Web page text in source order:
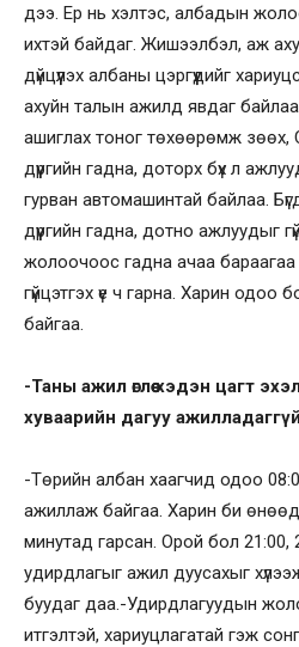
дээ. Ер нь хэлтэс, албадын
ихтэй байдаг. Жишээлбэл, аж
дүйцүүлэх албаны цэргүүдийг
ахуйн талын ажилд явдаг
ашиглах тоног төхөөрөмж зөөх,
дүүргийн гадна, доторх бүх л
гурван автомашинтай байлаа.
дүүргийн гадна, дотно ажлуудыг
жолоочоос гадна ачаа бараагаа
гүйцэтгэх үе ч гарна. Харин одоо
байгаа.
-Таны ажил өглөө хэдэн цагт
хуваарийн дагуу
-Төрийн албан хаагчид одоо
ажиллаж байгаа. Харин би
минутад гарсан. Орой бол 21:00,
удирдлагыг ажил дуусахыг
буудаг даа.-Удирдлагуудын
итгэлтэй, хариуцлагатай гэж